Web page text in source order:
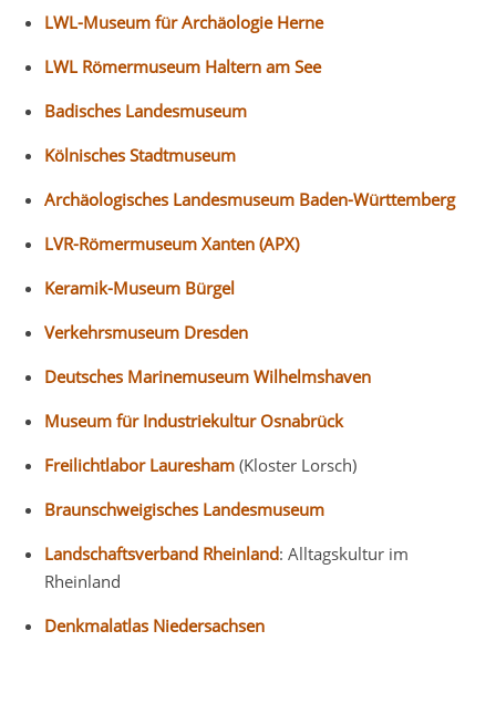
LWL-Museum für Archäologie Herne
LWL Römermuseum Haltern am See
Badisches Landesmuseum
Kölnisches Stadtmuseum
Archäologisches Landesmuseum Baden-Württemberg
LVR-Römermuseum Xanten (APX)
Keramik-Museum Bürgel
Verkehrsmuseum Dresden
Deutsches Marinemuseum Wilhelmshaven
Museum für Industriekultur Osnabrück
Freilichtlabor Lauresham (Kloster Lorsch)
Braunschweigisches Landesmuseum
Landschaftsverband Rheinland: Alltagskultur im
Rheinland
Denkmalatlas Niedersachsen